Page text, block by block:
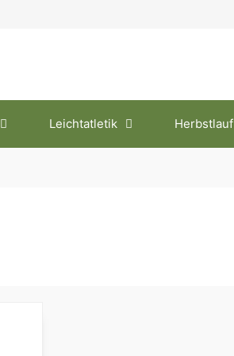
Leichtatletik Herbstlauf